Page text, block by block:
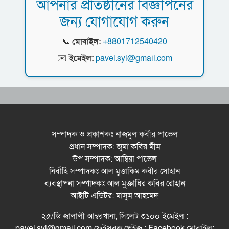
রসময় মেমোরিয়াল উচ্চ বিদ্যালয়ের নতুন ভবনের
উদ্বোধন করলেন মন্ত্রী মুক্তাদির
দিগন্তে মেট্রোপলিটন ইউনিভার্সিটি রিসার্চ সোসাইটি
জেলা পরিষদের প্রশাসক আবুল কাহের চৌধুরী জুলাই
স্মৃতিস্তম্ভে শ্রদ্ধা নিবেদন
সিলেট মহানগর ছাত্রশিবিরের মিছিল সম্পন্ন
ধরিত্রী রক্ষায় আমরা’র উদ্যোগে সিলেটে বৃক্ষ রোপনের
নর্থ ইস্ট ইউনিভার্সিটিতে রচনা ও আবৃত্তি
প্রতিযোগিতার পুরষ্কার বিতরণী অনুষ্ঠিত
সিকৃবি’তে জুলাই গণ-অভ্যুত্থান দিবস উপলক্ষে
বৃক্ষরোপণ কর্মসুচি পালন
রসময় মেমোরিয়াল উচ্চ বিদ্যালয়ের নতুন ভবনের
উদ্বোধন করলেন মন্ত্রী মুক্তাদির
আপনার প্রতিষ্ঠানের বিজ্ঞাপনের
জন্য যোগাযোগ করুন
📞 মোবাইল:+8801712540420
✉️ইমেইল: pavel.syl@gmail.com
সম্পাদক ও প্রকাশকঃ নাজমুল কবীর পাভেল
প্রধান সম্পাদক: জুমা কবির মীম
উপ সম্পাদক: আম্বিয়া পাভেল
নির্বাহি সম্পাদকঃ আল মুত্তাকিম কবীর সোহান
ব্যবস্থাপনা সম্পাদকঃ আল মুক্তাধির কবির রোহান
আইটি এডিটর: মাসুম আহমেদ
২৫/ডি জালালী আম্বরখানা, সিলেট ৩১০০ ইমেইল :